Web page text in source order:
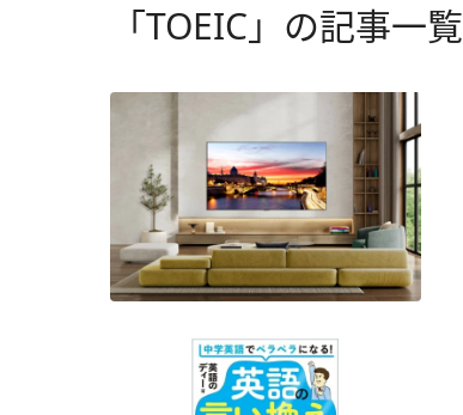
「TOEIC」の記事一覧